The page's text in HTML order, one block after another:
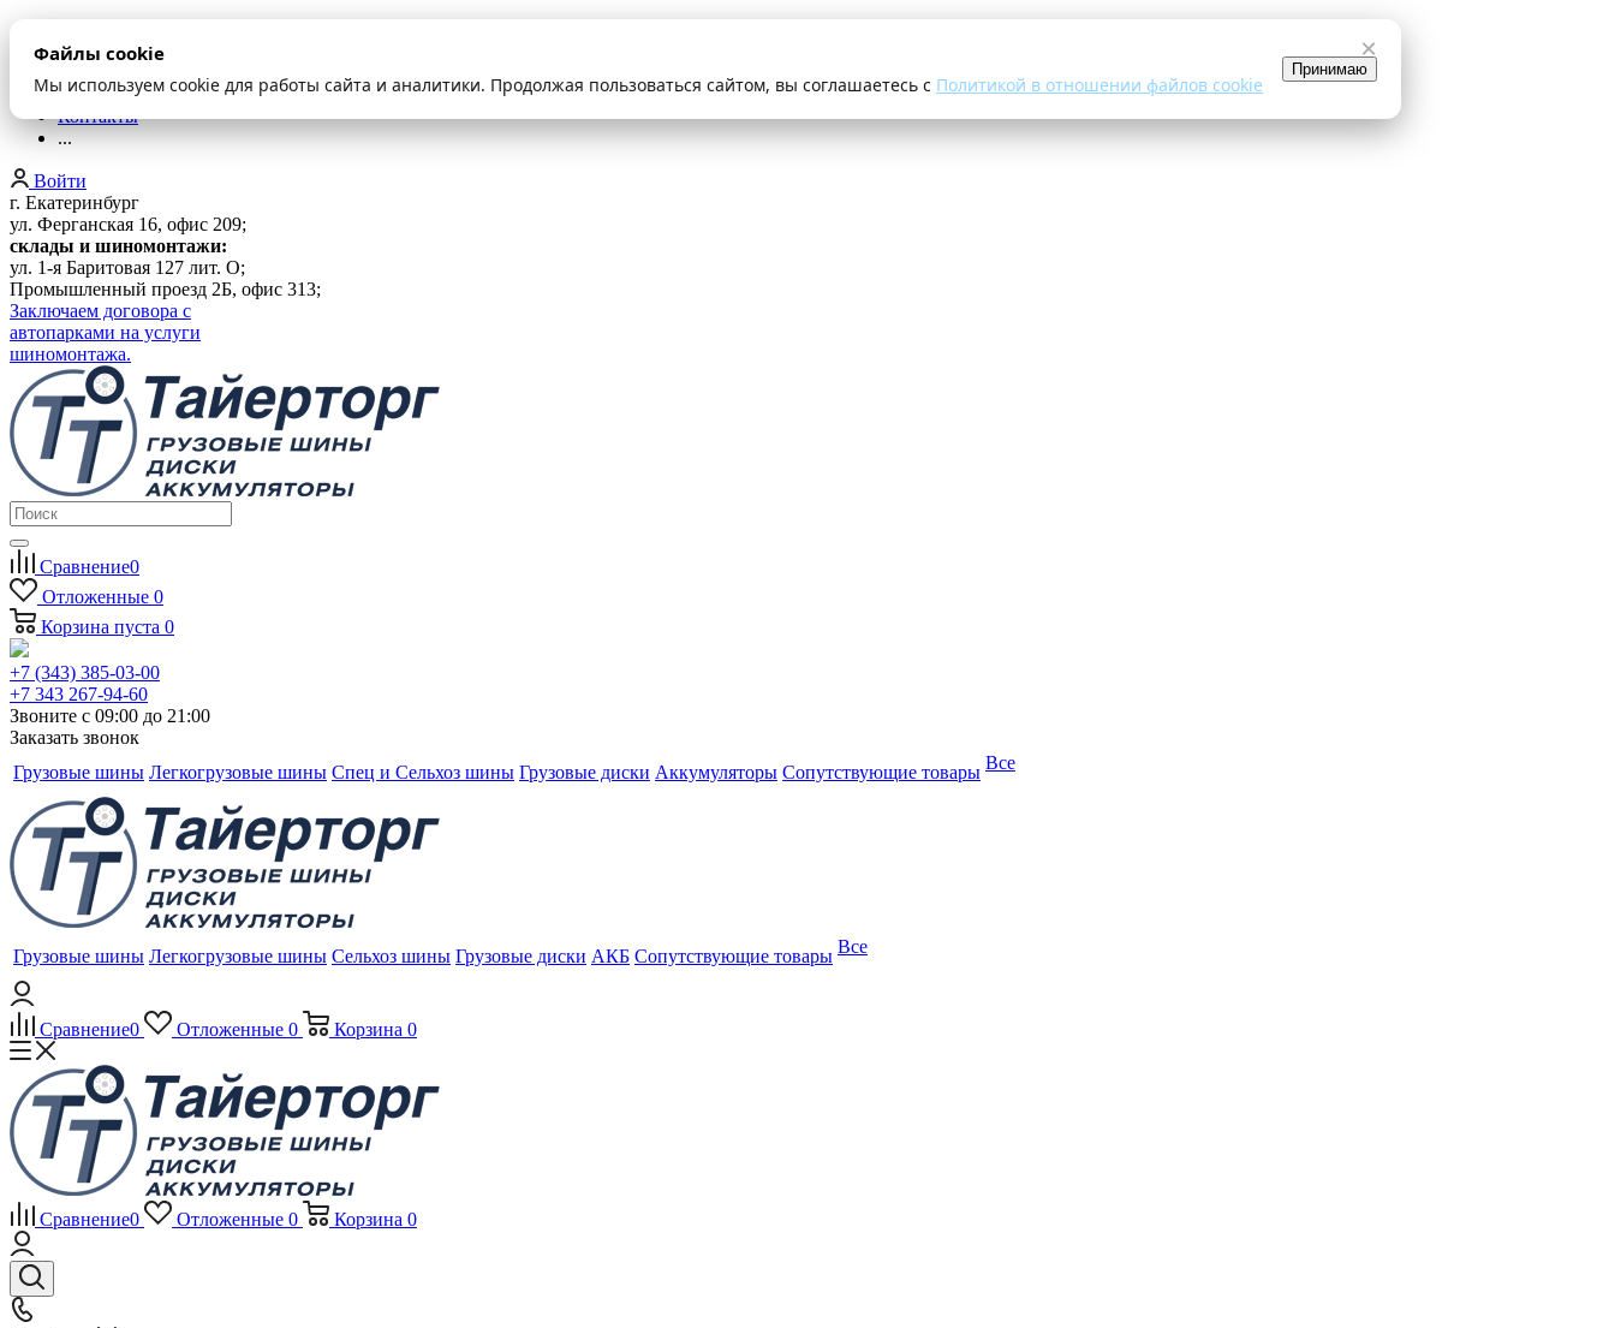
×
Файлы cookie
Мы используем cookie для работы сайта и аналитики. Продолжая пользоваться сайтом, вы соглашаетесь с Политикой в отношении файлов cookie
Принимаю
Оплата и доставка
Шиномонтаж
Контакты
...
Войти
г. Екатеринбург
ул. Ферганская 16, офис 209;
склады и шиномонтажи:
ул. 1-я Баритовая 127 лит. О;
Промышленный проезд 2Б, офис 313;
Заключаем договора с
автопарками на услуги
шиномонтажа.
Сравнение0
Отложенные 0
Корзина пуста 0
+7 (343) 385-03-00
+7 343 267-94-60
Звоните с 09:00 до 21:00
Заказать звонок
Грузовые шины Легкогрузовые шины Спец и Сельхоз шины Грузовые диски Аккумуляторы Сопутствующие товары Все
Грузовые шины Легкогрузовые шины Сельхоз шины Грузовые диски АКБ Сопутствующие товары Все
Сравнение0 Отложенные 0 Корзина 0
Сравнение0 Отложенные 0 Корзина 0